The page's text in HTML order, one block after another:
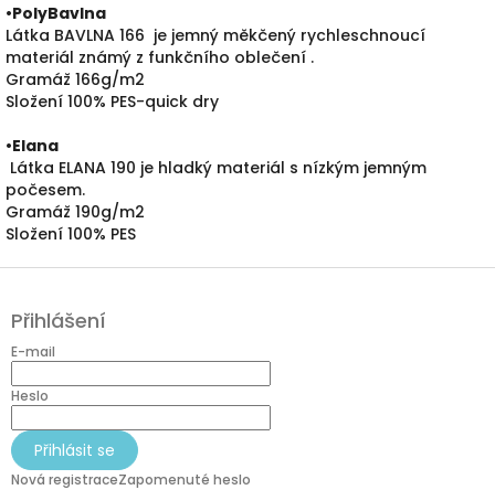
•PolyBavlna
Látka BAVLNA 166 je jemný měkčený rychleschnoucí
materiál známý z funkčního oblečení .
Gramáž 166g/m2
Složení 100% PES-quick dry
•Elana
Látka ELANA 190 je hladký materiál s nízkým jemným
počesem.
Gramáž 190g/m2
Složení 100% PES
Z
p
a
Přihlášení
E-mail
Heslo
Přihlásit se
Nová registraceZapomenuté heslo